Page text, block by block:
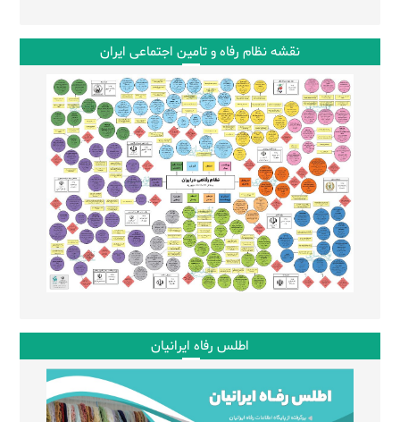
نقشه نظام رفاه و تامین اجتماعی ایران
اطلس رفاه ایرانیان